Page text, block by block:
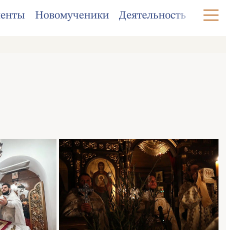
Новомученики Деятельность